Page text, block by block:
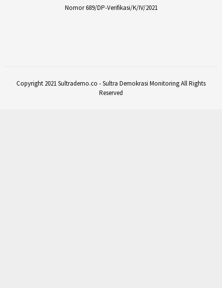
Nomor 689/DP-Verifikasi/K/IV/2021
Copyright 2021 Sultrademo.co - Sultra Demokrasi Monitoring All Rights
Reserved